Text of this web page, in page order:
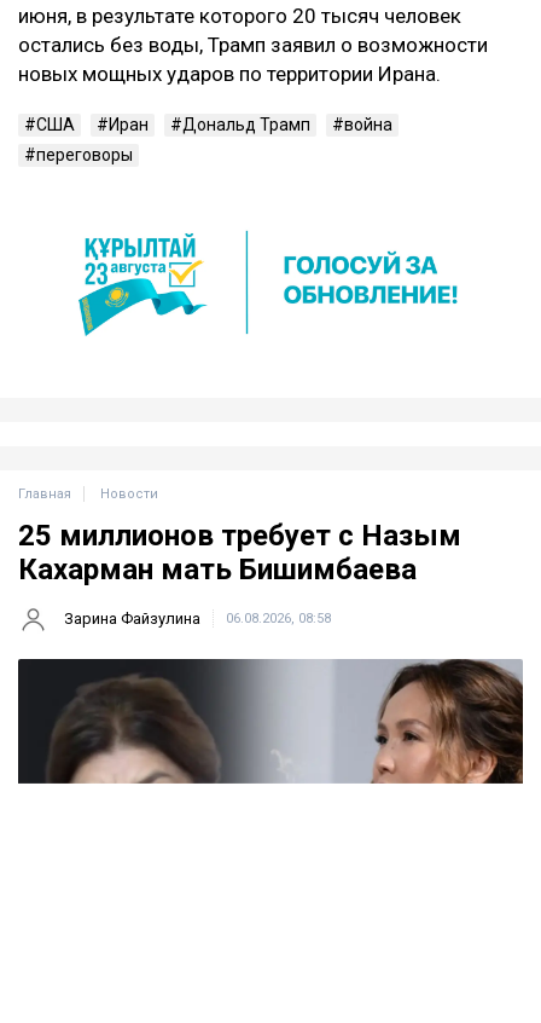
июня, в результате которого 20 тысяч человек
остались без воды, Трамп заявил о возможности
новых мощных ударов по территории Ирана.
США Иран Дональд Трамп
война
переговоры